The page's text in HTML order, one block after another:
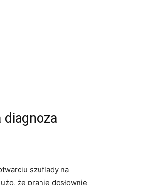
szuflady na
że pranie dosłownie